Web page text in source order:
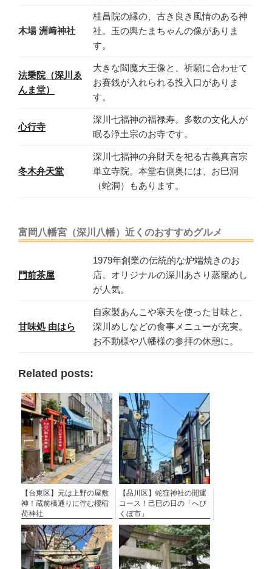
木場 洲﨑神社
桂昌院の縁の、古き良き風情のある神
社。玉の輿たまちゃんの像がありま
す。
法乗院（深川ゑ
んま堂）
大きな閻魔大王像と、祈願に合わせて
お賽銭が入れられる投入口がありま
す。
心行寺
深川七福神の福禄寿。多数の文化人が
眠る浄土宗のお寺です。
冬木弁天堂
深川七福神の弁財天を祀る古義真言宗
単立寺院。本堂右側奥には、お巳洞
（蛇洞）もあります。
富岡八幡宮（深川八幡）近くのおすすめグルメ
門前茶屋
1979年創業の伝統的な炉端焼きのお
店。オリジナルの深川あさり蒸籠めし
が人気。
甘味処 由はら
自家製あんこや寒天を使った甘味と、
深川めしなどの食事メニューが充実。
お不動様や八幡様の参拝の休憩に。
Related posts:
【台東区】元は上野の屋敷
神！蔵前橋通りに佇む櫻稲
荷神社
【品川区】蛇窪神社の開運
コース！己巳の日の「へび
くぼ市」